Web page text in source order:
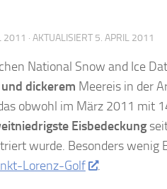
2011 · AKTUALISIERT 5. APRIL 2011
National Snow and Ice
dickerem Meereis in der
obwohl im März 2011 mit
Eisbedeckung
wurde. Besonders wenig
Lorenz-Golf .